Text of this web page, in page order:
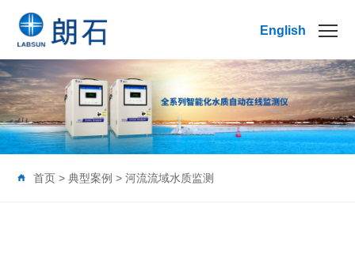
English
首页 >典型案例 >河流流域水质监测